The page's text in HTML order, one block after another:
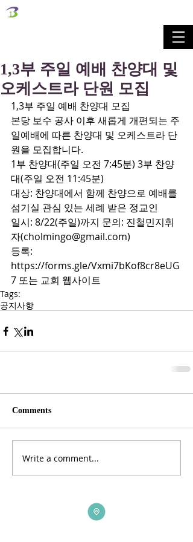
1,3부 주일 예배 찬양대 및
오케스트라 단원 모집
1,3부 주일 예배 찬양대 모집
본당 보수 공사 이후 새롭게 개편되는 주
일예배에 따른 찬양대 및 오케스트라 단
원을 모집합니다.
1부 찬양대(주일 오전 7:45분) 3부 찬양
대(주일 오전 11:45분)
대상: 찬양대에서 함께 찬양으로 예배를
섬기실 관심 있는 세례 받은 정교인
일시: 8/22(주일)까지 문의: 진철민지휘
자(cholmingo@gmail.com)
등록:
https://forms.gle/Vxmi7bKof8cr8eUG
7 또는 교회 웹사이트
Tags:
공지사항
Comments
Write a comment...